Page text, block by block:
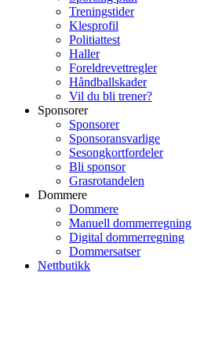
Treningstider
Klesprofil
Politiattest
Haller
Foreldrevettregler
Håndballskader
Vil du bli trener?
Sponsorer
Sponsorer
Sponsoransvarlige
Sesongkortfordeler
Bli sponsor
Grasrotandelen
Dommere
Dommere
Manuell dommerregning
Digital dommerregning
Dommersatser
Nettbutikk